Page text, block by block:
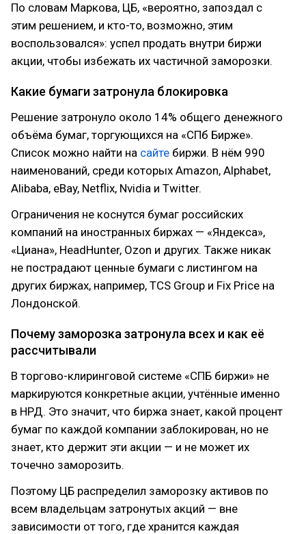
По словам Маркова, ЦБ, «вероятно, запоздал с
этим решением, и кто-то, возможно, этим
воспользовался»: успел продать внутри биржи
акции, чтобы избежать их частичной заморозки.
Какие бумаги затронула блокировка
Решение затронуло около 14% общего денежного
объёма бумаг, торгующихся на «СПб Бирже».
Список можно найти на сайте биржи. В нём 990
наименований, среди которых Amazon, Alphabet,
Alibaba, eBay, Netflix, Nvidia и Twitter.
Ограничения не коснутся бумаг российских
компаний на иностранных биржах — «Яндекса»,
«Циана», HeadHunter, Ozon и других. Также никак
не пострадают ценные бумаги с листингом на
других биржах, например, TCS Group и Fix Price на
Лондонской.
Почему заморозка затронула всех и как её
рассчитывали
В торгово-клиринговой системе «СПБ биржи» не
маркируются конкретные акции, учтённые именно
в НРД. Это значит, что биржа знает, какой процент
бумаг по каждой компании заблокирован, но не
знает, кто держит эти акции — и не может их
точечно заморозить.
Поэтому ЦБ распределил заморозку активов по
всем владельцам затронутых акций — вне
зависимости от того, где хранится каждая